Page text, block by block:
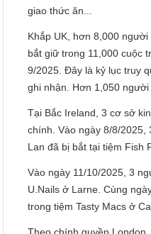
giao thức ăn...
Khắp UK, hơn 8,000
bắt giữ trong 11,000 cuộc
9/2025. Đây là kỷ lục truy
ghi nhận. Hơn 1,050
Tại Bắc Ireland, 3 cơ sở
chính. Vào ngày 8/8/2025,
Lan đã bị bắt tại tiệm Fish
Vào ngày 11/10/2025, 3
U.Nails ở Larne. Cùng
trong tiệm Tasty Macs ở